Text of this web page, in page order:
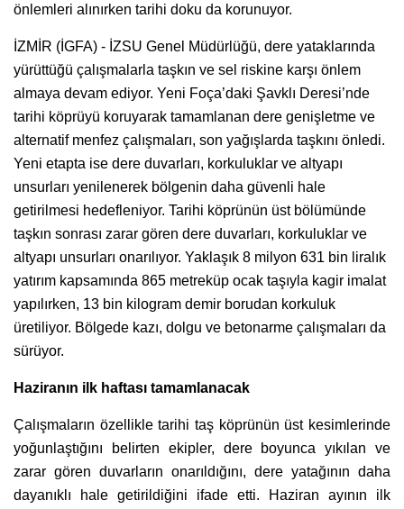
önlemleri alınırken tarihi doku da korunuyor.
İZMİR (İGFA) - İZSU Genel Müdürlüğü, dere yataklarında
yürüttüğü çalışmalarla taşkın ve sel riskine karşı önlem
almaya devam ediyor. Yeni Foça’daki Şavklı Deresi’nde
tarihi köprüyü koruyarak tamamlanan dere genişletme ve
alternatif menfez çalışmaları, son yağışlarda taşkını önledi.
Yeni etapta ise dere duvarları, korkuluklar ve altyapı
unsurları yenilenerek bölgenin daha güvenli hale
getirilmesi hedefleniyor. Tarihi köprünün üst bölümünde
taşkın sonrası zarar gören dere duvarları, korkuluklar ve
altyapı unsurları onarılıyor. Yaklaşık 8 milyon 631 bin liralık
yatırım kapsamında 865 metreküp ocak taşıyla kagir imalat
yapılırken, 13 bin kilogram demir borudan korkuluk
üretiliyor. Bölgede kazı, dolgu ve betonarme çalışmaları da
sürüyor.
Haziranın ilk haftası tamamlanacak
Çalışmaların özellikle tarihi taş köprünün üst kesimlerinde
yoğunlaştığını belirten ekipler, dere boyunca yıkılan ve
zarar gören duvarların onarıldığını, dere yatağının daha
dayanıklı hale getirildiğini ifade etti. Haziran ayının ilk